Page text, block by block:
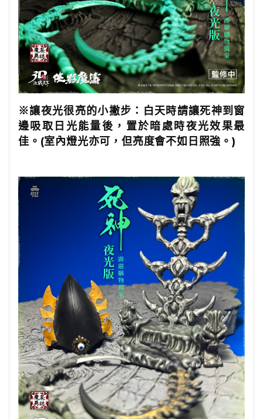
※讓夜光很亮的小撇步：白天時請讓死神到窗
邊吸取日光能量後，置於暗處時夜光效果最
佳。(室內燈光亦可，但亮度會不如日照強。)